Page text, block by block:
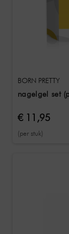
BORN PRETTY
nagelgel set
€ 11,95
(per stuk)